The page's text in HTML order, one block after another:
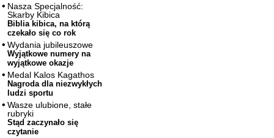
Nasza Specjalność:
Skarby Kibica
Biblia kibica, na którą
czekało się co rok
Wydania jubileuszowe
Wyjątkowe numery na
wyjątkowe okazje
Medal Kalos Kagathos
Nagroda dla niezwykłych
ludzi sportu
Wasze ulubione, stałe
rubryki
Stąd zaczynało się
czytanie